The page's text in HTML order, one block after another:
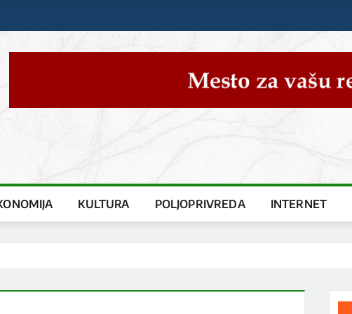
KULTURA POLJOPRIVREDA INTERNET